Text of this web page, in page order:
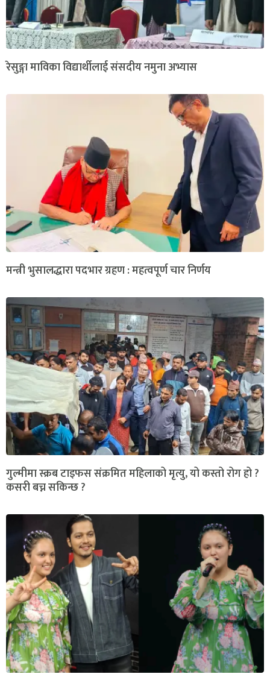
रेसुङ्गा माविका विद्यार्थीलाई संसदीय नमुना अभ्यास
मन्त्री भुसालद्धारा पदभार ग्रहण : महत्वपूर्ण चार निर्णय
गुल्मीमा स्क्रब टाइफस संक्रमित महिलाको मृत्यु, यो कस्तो रोग हो ?
कसरी बच्न सकिन्छ ?